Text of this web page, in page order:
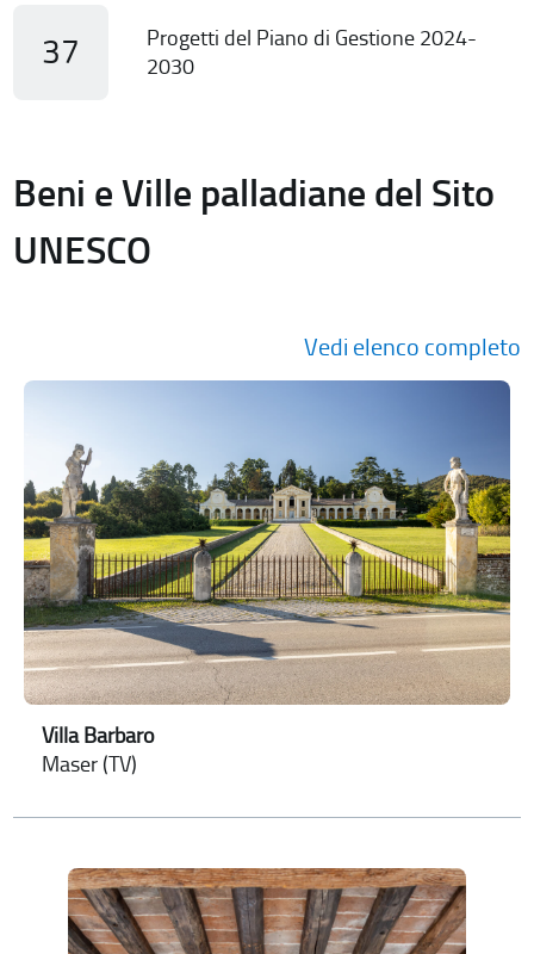
37
Progetti del Piano di Gestione 2024-
2030
Beni e Ville palladiane del Sito
UNESCO
Vedi elenco completo
Villa Barbaro
Maser (TV)